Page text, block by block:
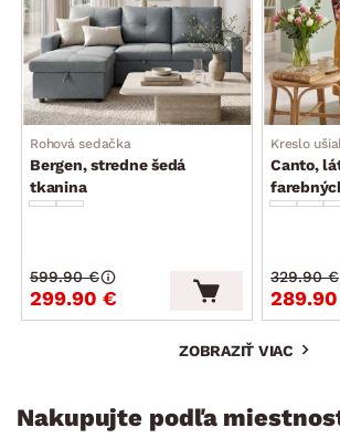
Rohová sedačka
Bergen, stredne šedá
tkanina
299.90 €
599.90 €
Kreslo
Canto,
329.90 €
ZOBRAZIŤ VIAC
Nakupujte podľa